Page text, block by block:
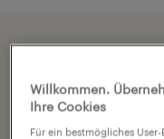
Beschleunige
Profil teilst
Willkommen.
Ihre Cookies
Für ein bestmögliches